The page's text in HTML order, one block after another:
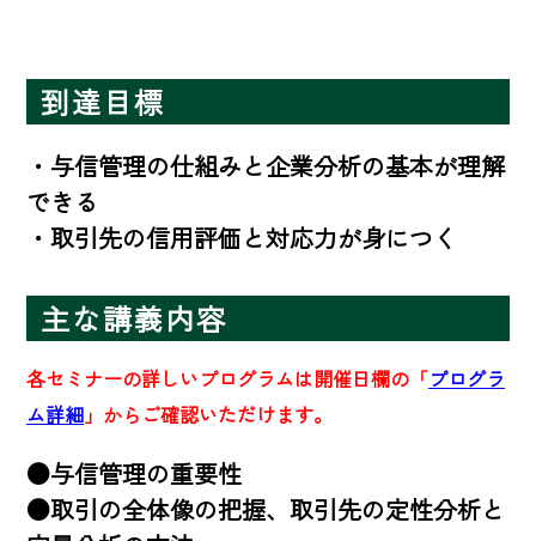
到達目標
・与信管理の仕組みと企業分析の基本が理解
できる
・取引先の信用評価と対応力が身につく
主な講義内容
各セミナーの詳しいプログラムは開催日欄の「プログラ
ム詳細」からご確認いただけます。
●与信管理の重要性
●取引の全体像の把握、取引先の定性分析と